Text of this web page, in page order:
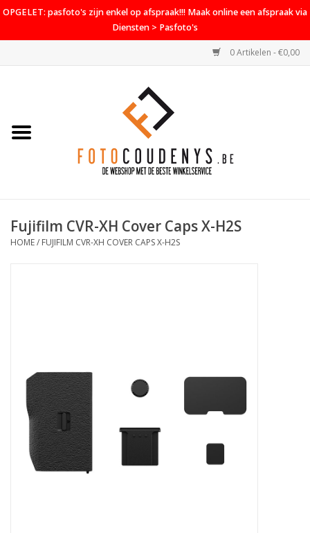
OPGELET: pasfoto's zijn enkel op afspraak!!! Maak online een afspraak via
Diensten > Pasfoto's
0 Artikelen - €0,00
Home
PROMO
Fujifilm CVR-XH Cover Caps X-H2S
HOME/ FUJIFILM CVR-XH COVER CAPS X-H2S